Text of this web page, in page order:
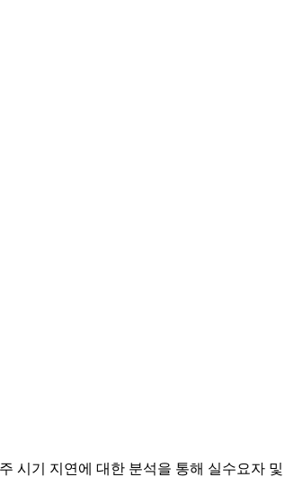
시기 지연에 대한 분석을 통해 실수요자 및